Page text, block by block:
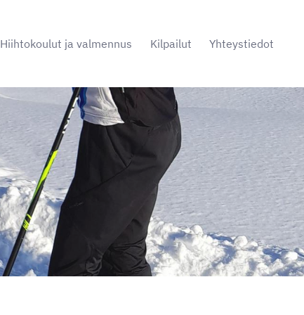
Hiihtokoulut ja valmennus Kilpailut Yhteystiedot